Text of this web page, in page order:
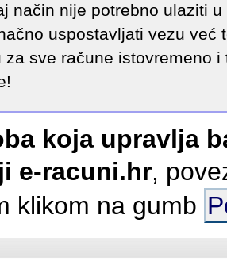
način nije potrebno ulaziti
uspostavljati vezu već
za sve račune istovremeno
koja upravlja
e-racuni.hr,
klikom na gumb